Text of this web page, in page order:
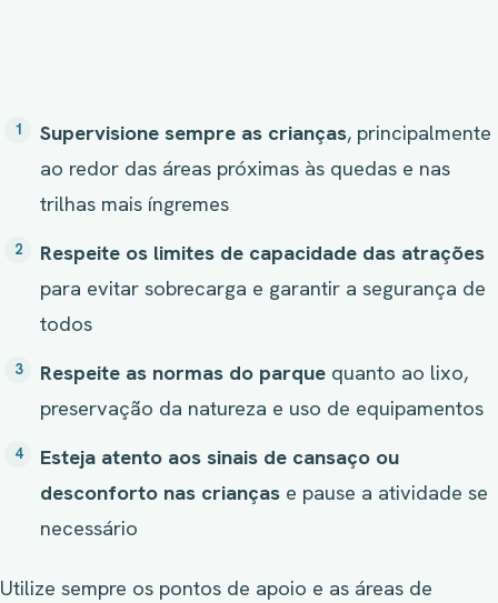
Supervisione sempre as crianças, principalmente
ao redor das áreas próximas às quedas e nas
trilhas mais íngremes
Respeite os limites de capacidade das atrações
para evitar sobrecarga e garantir a segurança de
todos
Respeite as normas do parque quanto ao lixo,
preservação da natureza e uso de equipamentos
Esteja atento aos sinais de cansaço ou
desconforto nas crianças e pause a atividade se
necessário
Utilize sempre os pontos de apoio e as áreas de